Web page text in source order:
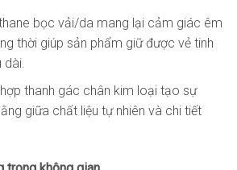
bọc vải/da mang lại cảm giác êm
thời giúp sản phẩm giữ được vẻ tinh
thanh gác chân kim loại tạo sự
giữa chất liệu tự nhiên và chi tiết